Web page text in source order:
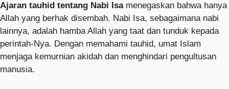
Ajaran tauhid tentang Nabi Isamenegaskan bahwa hanya
Allah yang berhak disembah. Nabi Isa, sebagaimana nabi
lainnya, adalah hamba Allah yang taat dan tunduk kepada
perintah-Nya. Dengan memahami tauhid, umat Islam
menjaga kemurnian akidah dan menghindari pengultusan
manusia.